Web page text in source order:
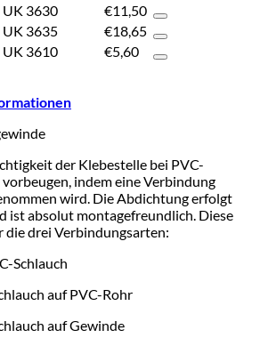
UK 3630 €11,50
UK 3635 €18,65
UK 3610 €5,60
der Klebestelle bei PVC-
indem eine Verbindung
wird. Die Abdichtung erfolgt
ist absolut montagefreundlich. Diese
die drei Verbindungsarten:
Schlauch
auf PVC-Rohr
auf Gewinde